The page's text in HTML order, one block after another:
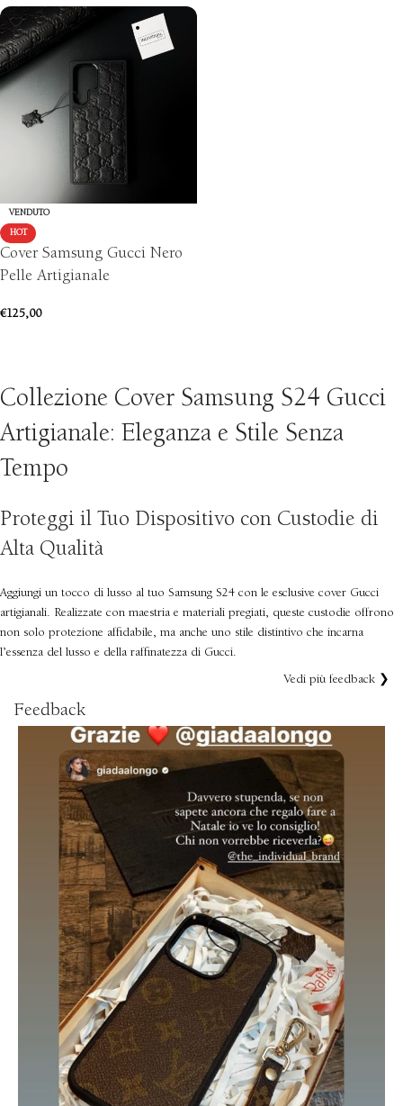
VENDUTO
HOT
Cover Samsung Gucci Nero
Pelle Artigianale
€125,00
Collezione Cover Samsung S24 Gucci
Artigianale: Eleganza e Stile Senza
Tempo
Proteggi il Tuo Dispositivo con Custodie di
Alta Qualità
Aggiungi un tocco di lusso al tuo Samsung S24 con le esclusive cover Gucci
artigianali. Realizzate con maestria e materiali pregiati, queste custodie offrono
non solo protezione affidabile, ma anche uno stile distintivo che incarna
l’essenza del lusso e della raffinatezza di Gucci.
Feedback
Vedi più feedback ❯